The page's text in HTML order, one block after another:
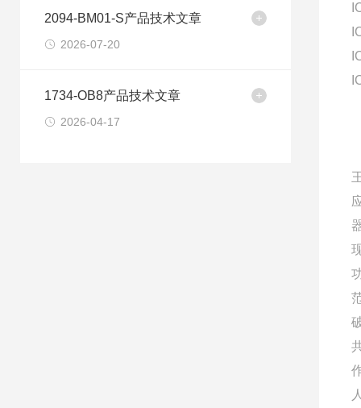
2094-BM01-S产品技术文章
2026-07-20
1734-OB8产品技术文章
2026-04-17